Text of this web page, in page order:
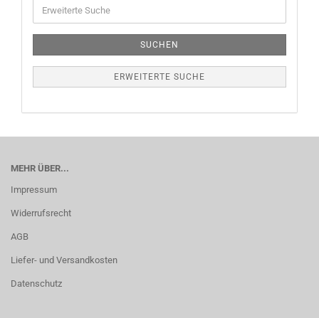
SUCHEN
ERWEITERTE SUCHE
MEHR ÜBER...
Impressum
Widerrufsrecht
AGB
Liefer- und Versandkosten
Datenschutz